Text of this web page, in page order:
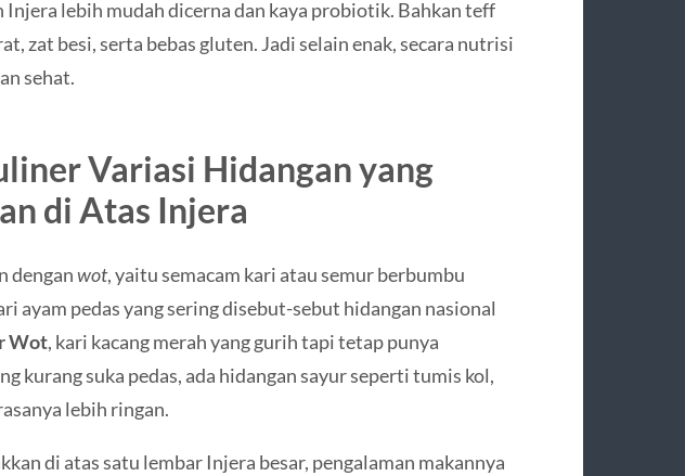
Injera lebih mudah dicerna dan kaya probiotik. Bahkan teff
zat besi, serta bebas gluten. Jadi selain enak, secara nutrisi
sehat.
Variasi Hidangan yang
di Atas Injera
denganwot, yaitu semacam kari atau semur berbumbu
ayam pedas yang sering disebut-sebut hidangan nasional
Wot, kari kacang merah yang gurih tapi tetap punya
kurang suka pedas, ada hidangan sayur seperti tumis kol,
lebih ringan.
di atas satu lembar Injera besar, pengalaman makannya